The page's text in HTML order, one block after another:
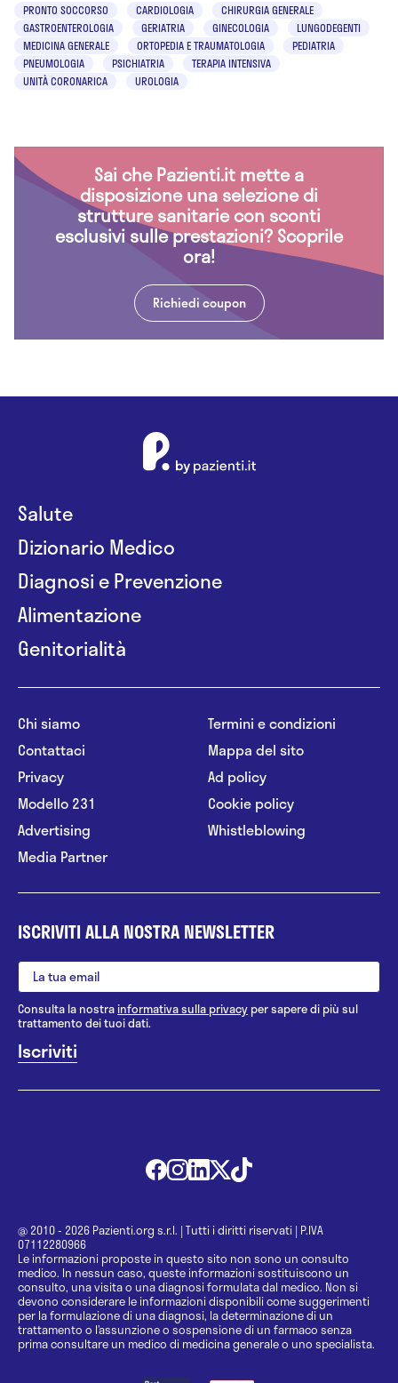
PRONTO SOCCORSO CARDIOLOGIA
CHIRURGIA GENERALE
GASTROENTEROLOGIA
GERIATRIA GINECOLOGIA
LUNGODEGENTI
MEDICINA GENERALE
ORTOPEDIA E TRAUMATOLOGIA
PEDIATRIA
PNEUMOLOGIA
PSICHIATRIA
TERAPIA INTENSIVA
UNITÀ CORONARICA
UROLOGIA
Sai che Pazienti.it mette a
disposizione una selezione di
strutture sanitarie con sconti
esclusivi sulle prestazioni? Scoprile
ora!
Richiedi coupon
Salute
Dizionario Medico
Diagnosi e Prevenzione
Alimentazione
Genitorialità
Chi siamo
Contattaci
Privacy
Modello 231
Advertising
Media Partner
Termini e condizioni
Mappa del sito
Ad policy
Cookie policy
Whistleblowing
ISCRIVITI ALLA NOSTRA NEWSLETTER
Consulta la nostrainformativa sulla privacy per sapere di più sul
trattamento dei tuoi dati.
@ 2010 - 2026 Pazienti.org s.r.l. | Tutti i diritti riservati | P.IVA
07112280966
Le informazioni proposte in questo sito non sono un consulto
medico. In nessun caso, queste informazioni sostituiscono un
consulto, una visita o una diagnosi formulata dal medico. Non si
devono considerare le informazioni disponibili come suggerimenti
per la formulazione di una diagnosi, la determinazione di un
trattamento o l’assunzione o sospensione di un farmaco senza
prima consultare un medico di medicina generale o uno specialista.